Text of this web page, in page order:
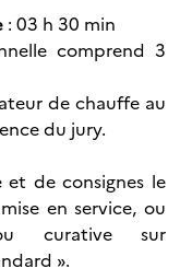
: 03 h 30 min
comprend 3
de chauffe au
du jury.
de consignes le
en service, ou
curative sur
».